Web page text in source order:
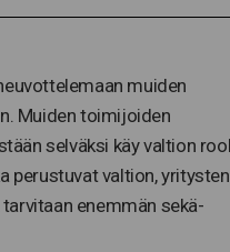
muiden
Muiden toimijoiden
selväksi käy valtion
perustuvat valtion, yritysten
enemmän sekä-